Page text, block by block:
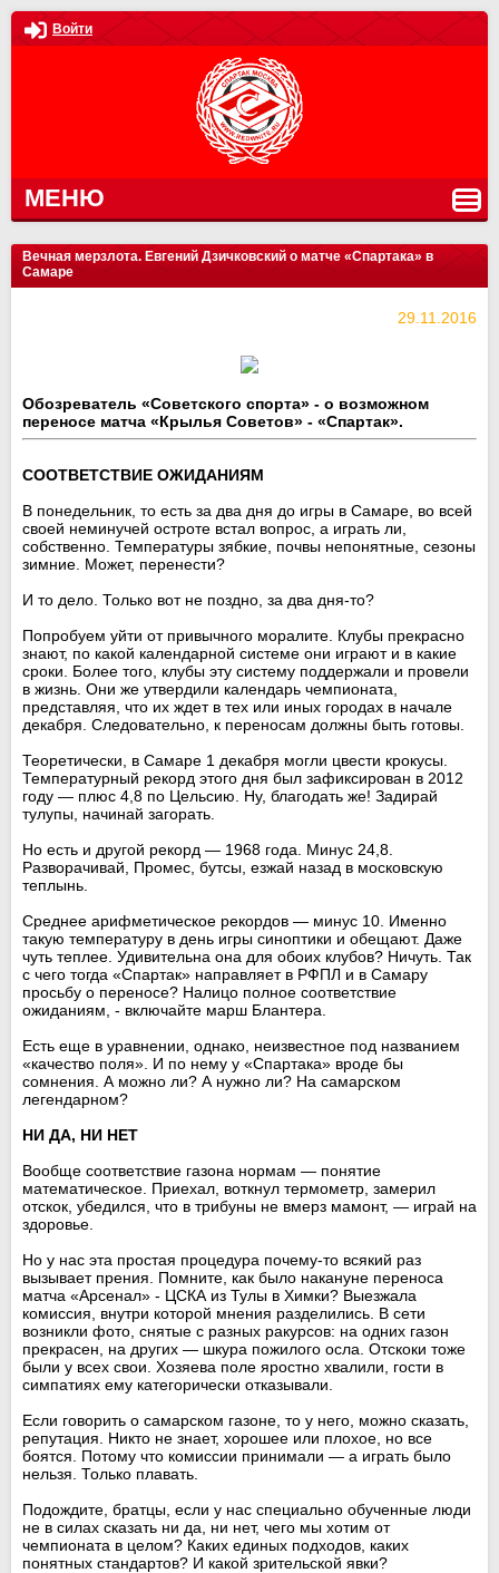
Войти
МЕНЮ
Вечная мерзлота. Евгений Дзичковский о матче «Спартака» в
Самаре
29.11.2016
Обозреватель «Советского спорта» - о возможном
переносе матча «Крылья Советов» - «Спартак».
СООТВЕТСТВИЕ ОЖИДАНИЯМ
В понедельник, то есть за два дня до игры в Самаре, во всей
своей неминучей остроте встал вопрос, а играть ли,
собственно. Температуры зябкие, почвы непонятные, сезоны
зимние. Может, перенести?
И то дело. Только вот не поздно, за два дня-то?
Попробуем уйти от привычного моралите. Клубы прекрасно
знают, по какой календарной системе они играют и в какие
сроки. Более того, клубы эту систему поддержали и провели
в жизнь. Они же утвердили календарь чемпионата,
представляя, что их ждет в тех или иных городах в начале
декабря. Следовательно, к переносам должны быть готовы.
Теоретически, в Самаре 1 декабря могли цвести крокусы.
Температурный рекорд этого дня был зафиксирован в 2012
году — плюс 4,8 по Цельсию. Ну, благодать же! Задирай
тулупы, начинай загорать.
Но есть и другой рекорд — 1968 года. Минус 24,8.
Разворачивай, Промес, бутсы, езжай назад в московскую
теплынь.
Среднее арифметическое рекордов — минус 10. Именно
такую температуру в день игры синоптики и обещают. Даже
чуть теплее. Удивительна она для обоих клубов? Ничуть. Так
с чего тогда «Спартак» направляет в РФПЛ и в Самару
просьбу о переносе? Налицо полное соответствие
ожиданиям, - включайте марш Блантера.
Есть еще в уравнении, однако, неизвестное под названием
«качество поля». И по нему у «Спартака» вроде бы
сомнения. А можно ли? А нужно ли? На самарском
легендарном?
НИ ДА, НИ НЕТ
Вообще соответствие газона нормам — понятие
математическое. Приехал, воткнул термометр, замерил
отскок, убедился, что в трибуны не вмерз мамонт, — играй на
здоровье.
Но у нас эта простая процедура почему-то всякий раз
вызывает прения. Помните, как было накануне переноса
матча «Арсенал» - ЦСКА из Тулы в Химки? Выезжала
комиссия, внутри которой мнения разделились. В сети
возникли фото, снятые с разных ракурсов: на одних газон
прекрасен, на других — шкура пожилого осла. Отскоки тоже
были у всех свои. Хозяева поле яростно хвалили, гости в
симпатиях ему категорически отказывали.
Если говорить о самарском газоне, то у него, можно сказать,
репутация. Никто не знает, хорошее или плохое, но все
боятся. Потому что комиссии принимали — а играть было
нельзя. Только плавать.
Подождите, братцы, если у нас специально обученные люди
не в силах сказать ни да, ни нет, чего мы хотим от
чемпионата в целом? Каких единых подходов, каких
понятных стандартов? И какой зрительской явки?